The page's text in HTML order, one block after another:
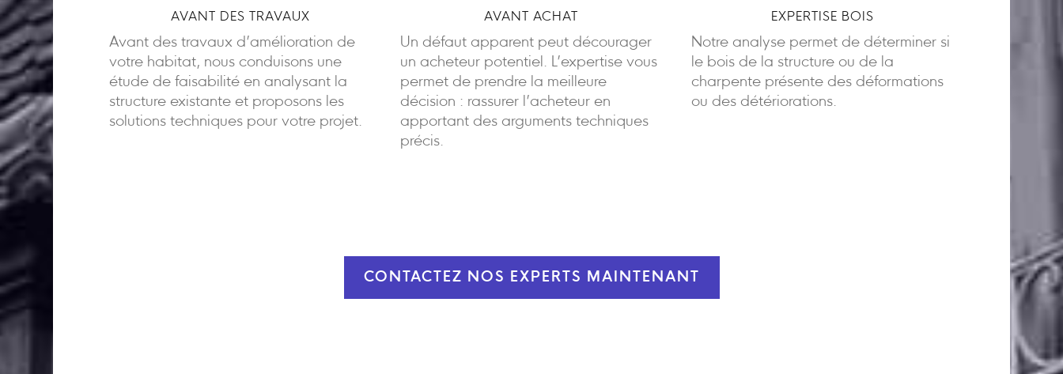
AVANT DES TRAVAUX
Avant des travaux d’amélioration de
votre habitat, nous conduisons une
étude de faisabilité en analysant la
structure existante et proposons les
solutions techniques pour votre projet.
AVANT ACHAT
Un défaut apparent peut décourager
un acheteur potentiel. L’expertise vous
permet de prendre la meilleure
décision : rassurer l’acheteur en
apportant des arguments techniques
précis.
EXPERTISE BOIS
Notre analyse permet de déterminer si
le bois de la structure ou de la
charpente présente des déformations
ou des détériorations.
CONTACTEZ NOS EXPERTS MAINTENANT